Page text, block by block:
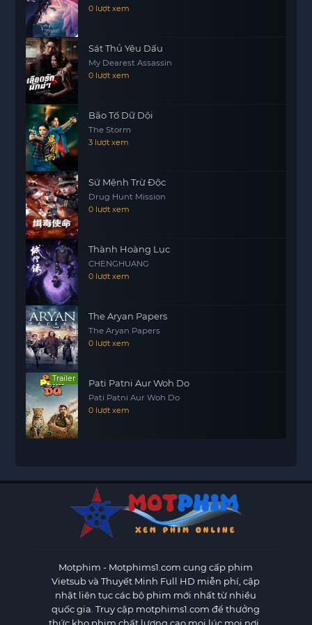
của sa mạc và các di tích cổ xưa. Bộ phim không
chỉ giải trí mà còn mang đến những bài học về
lòng dũng cảm và sự bảo vệ di sản văn hóa.
0 lượt xem
Sát Thủ Yêu Dấu
My Dearest Assassin
0 lượt xem
Bão Tố Dữ Dội
The Storm
3 lượt xem
Sứ Mệnh Trừ Độc
Drug Hunt Mission
0 lượt xem
Thành Hoàng Lục
CHENGHUANG
0 lượt xem
The Aryan Papers
The Aryan Papers
0 lượt xem
Trailer Pati Patni Aur Woh Do
Pati Patni Aur Woh Do
0 lượt xem
Motphim - Motphims1.com cung cấp phim
Vietsub và Thuyết Minh Full HD miễn phí, cập
nhật liên tục các bộ phim mới nhất từ nhiều
quốc gia. Truy cập motphims1.com để thưởng
thức kho phim chất lượng cao mọi lúc mọi nơi..